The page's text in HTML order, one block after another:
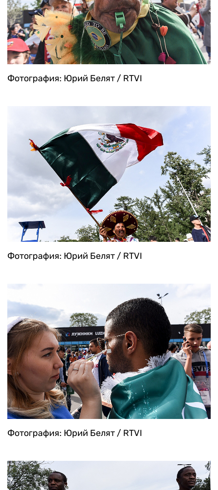
Фотография: Юрий Белят / RTVI
Фотография: Юрий Белят / RTVI
Фотография: Юрий Белят / RTVI